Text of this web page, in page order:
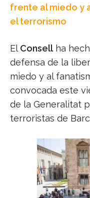
frente al miedo y
el terrorismo
El Consellha
defensa de la
miedo y al
convocada este
de la Generalitat
terroristas de